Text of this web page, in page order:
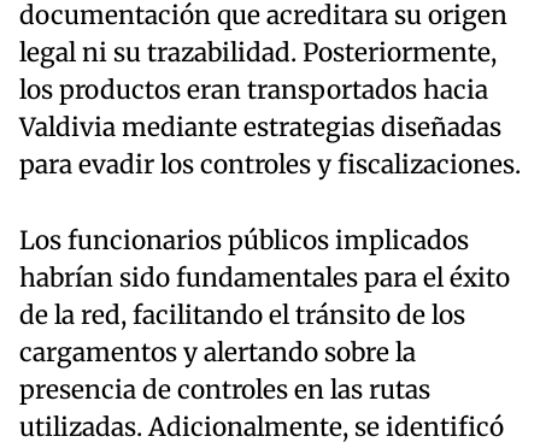
documentación que acreditara su origen
legal ni su trazabilidad. Posteriormente,
los productos eran transportados hacia
Valdivia mediante estrategias diseñadas
para evadir los controles y fiscalizaciones.
Los funcionarios públicos implicados
habrían sido fundamentales para el éxito
de la red, facilitando el tránsito de los
cargamentos y alertando sobre la
presencia de controles en las rutas
utilizadas. Adicionalmente, se identificó